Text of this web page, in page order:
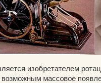
изобретателем
массовое